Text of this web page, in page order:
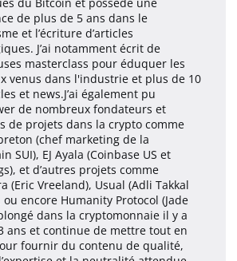
de plus de 5 ans dans le
et l’écriture d’articles
J’ai notamment écrit de
masterclass pour éduquer les
venus dans l'industrie et plus de 10
et news.J’ai également pu
de nombreux fondateurs et
de projets dans la crypto comme
(chef marketing de la
SUI), EJ Ayala (Coinbase US et
et d’autres projets comme
(Eric Vreeland), Usual (Adli Takkal
ou encore Humanity Protocol (Jade
plongé dans la cryptomonnaie il y a
ans et continue de mettre tout en
fournir du contenu de qualité,